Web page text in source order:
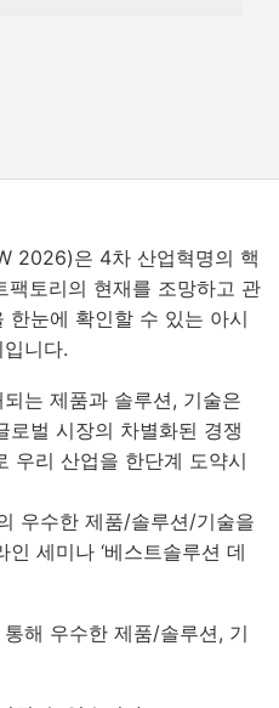
2026)은 4차 산업혁명의 핵
팩토리의 현재를 조망하고 관
한눈에 확인할 수 있는 아시
니다.
는 제품과 솔루션, 기술은
로벌 시장의 차별화된 경쟁
우리 산업을 한단계 도약시
우수한 제품/솔루션/기술을
인 세미나 ‘베스트솔루션 데
해 우수한 제품/솔루션, 기